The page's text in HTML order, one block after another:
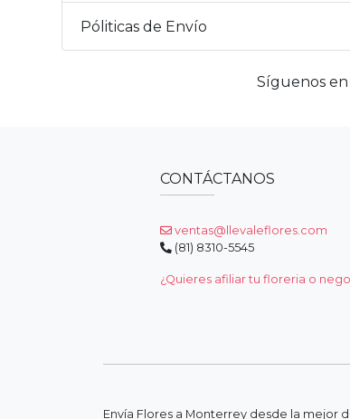
Póliticas de Envío
Síguenos en
CONTÁCTANOS
ventas@llevaleflores.com
(81) 8310-5545
¿Quieres afiliar tu floreria o
Envía Flores a Monterrey desde la mejor